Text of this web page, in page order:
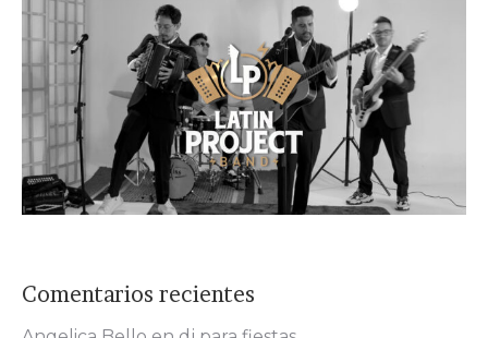
Comentarios recientes